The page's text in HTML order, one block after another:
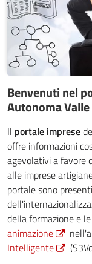
Benvenuti nel
Autonoma
Il portale imprese
offre informazioni
agevolativi a favore
alle imprese
portale sono
della formazione e
animazione
Intelligente